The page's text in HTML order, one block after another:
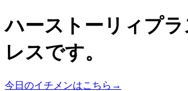
ハーストーリィプ
レスです。
今日のイチメンはこちら→